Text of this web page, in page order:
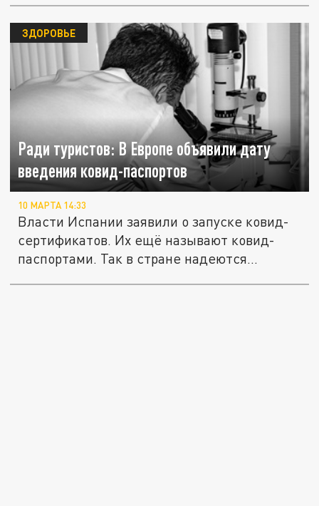
Ради туристов: В Европе объявили дату
введения ковид-паспортов
ЗДОРОВЬЕ
10 МАРТА 14:33
Власти Испании заявили о запуске ковид-
сертификатов. Их ещё называют ковид-
паспортами. Так в стране надеются...